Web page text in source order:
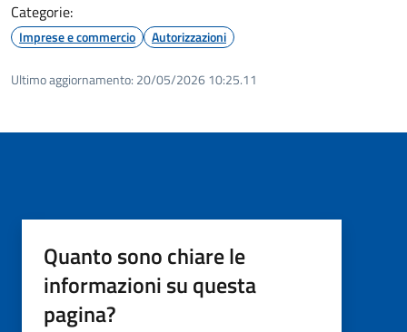
Categorie:
Imprese e commercio Autorizzazioni
Ultimo aggiornamento: 20/05/2026 10:25.11
Quanto sono chiare le
informazioni su questa
pagina?